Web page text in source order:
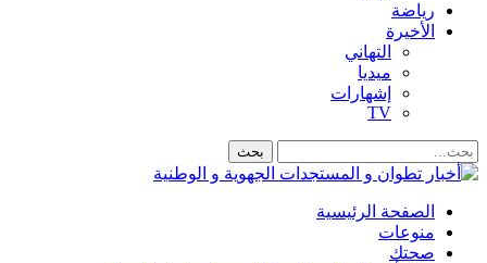
رياضة
الأخيرة
التهاني
ميديا
إشهارات
TV
الصفحة الرئيسية
منوعات
صحتك